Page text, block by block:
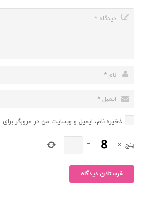
ذخیره نام، ایمیل و وبسایت من در مرورگر
پنج ×
=
فرستادن دیدگاه